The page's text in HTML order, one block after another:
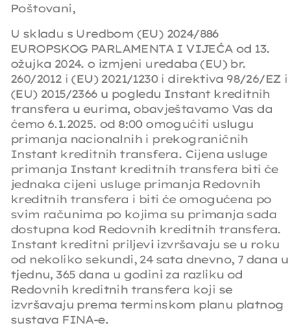
Poštovani,
U skladu s Uredbom (EU) 2024/886
EUROPSKOG PARLAMENTA I VIJEĆA od 13.
ožujka 2024. o izmjeni uredaba (EU) br.
260/2012 i (EU) 2021/1230 i direktiva 98/26/EZ i
(EU) 2015/2366 u pogledu Instant kreditnih
transfera u eurima, obavještavamo Vas da
ćemo 6.1.2025. od 8:00 omogućiti uslugu
primanja nacionalnih i prekograničnih
Instant kreditnih transfera. Cijena usluge
primanja Instant kreditnih transfera biti će
jednaka cijeni usluge primanja Redovnih
kreditnih transfera i biti će omogućena po
svim računima po kojima su primanja sada
dostupna kod Redovnih kreditnih transfera.
Instant kreditni priljevi izvršavaju se u roku
od nekoliko sekundi, 24 sata dnevno, 7 dana u
tjednu, 365 dana u godini za razliku od
Redovnih kreditnih transfera koji se
izvršavaju prema terminskom planu platnog
sustava FINA-e.